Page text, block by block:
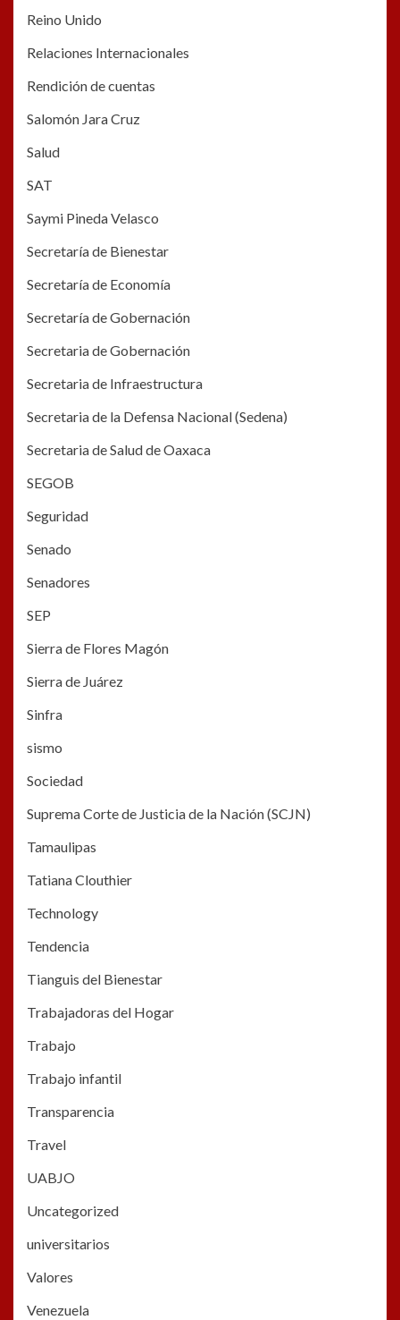
Reino Unido
Relaciones Internacionales
Rendición de cuentas
Salomón Jara Cruz
Salud
SAT
Saymi Pineda Velasco
Secretaría de Bienestar
Secretaría de Economía
Secretaría de Gobernación
Secretaria de Gobernación
Secretaria de Infraestructura
Secretaria de la Defensa Nacional (Sedena)
Secretaria de Salud de Oaxaca
SEGOB
Seguridad
Senado
Senadores
SEP
Sierra de Flores Magón
Sierra de Juárez
Sinfra
sismo
Sociedad
Suprema Corte de Justicia de la Nación (SCJN)
Tamaulipas
Tatiana Clouthier
Technology
Tendencia
Tianguis del Bienestar
Trabajadoras del Hogar
Trabajo
Trabajo infantil
Transparencia
Travel
UABJO
Uncategorized
universitarios
Valores
Venezuela